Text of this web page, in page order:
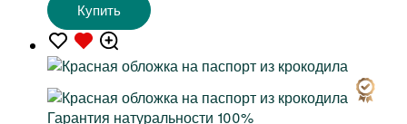
Купить
Гарантия натуральности 100%